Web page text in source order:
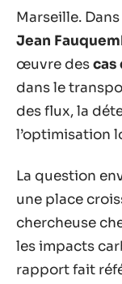
Marseille.
Jean
œuvre descas
dans le
des flux, la
l’optimisation
La question
une place
chercheuse
les impacts
rapport fait